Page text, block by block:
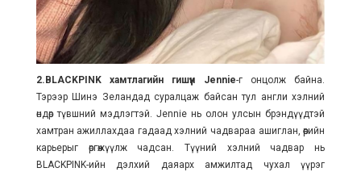
2.BLACKPINK хамтлагийн гишүүн Jennie-г онцолж байна.
Тэрээр Шинэ Зеландад суралцаж байсан тул англи хэлний
өндөр түвшний мэдлэгтэй. Jennie нь олон улсын брэндүүдтэй
хамтран ажиллахдаа гадаад хэлний чадвараа ашиглан, өөрийн
карьерыг өргөжүүлж чадсан. Түүний хэлний чадвар нь
BLACKPINK-ийн дэлхий даяарх амжилтад чухал үүрэг